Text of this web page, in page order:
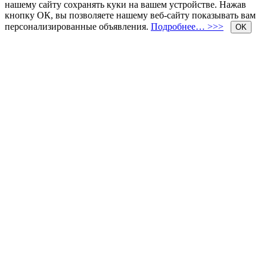
нашему сайту сохранять куки на вашем устройстве. Нажав
кнопку ОК, вы позволяете нашему веб-сайту показывать вам
персонализированные объявления. Подробнее… >>> OK